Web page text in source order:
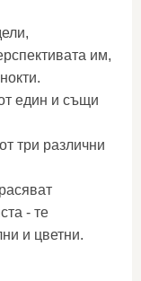
им,
един и същи
три различни
- те
и цветни.